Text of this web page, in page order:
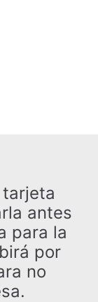
antes
para la
por
no